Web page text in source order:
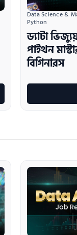
Data Science &
Python
ড্যাটা
পাইথন
বিগিনারস